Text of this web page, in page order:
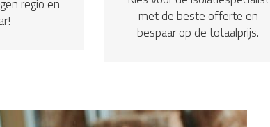
regio en
met de beste offerte en
bespaar op de totaalprijs.